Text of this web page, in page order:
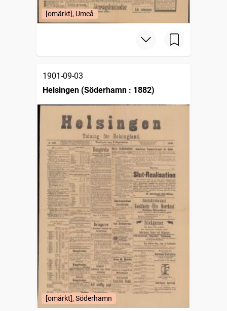
[omärkt], Umeå
1901-09-03
Helsingen (Söderhamn : 1882)
[omärkt], Söderhamn